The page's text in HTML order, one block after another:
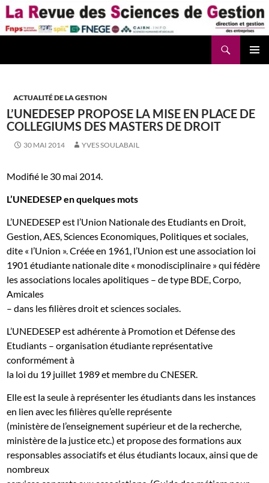
Aller
au
contenu
ACTUALITÉ DE LA GESTION
L’UNEDESEP PROPOSE LA MISE EN PLACE DE
COLLEGIUMS DES MASTERS DE DROIT
30 MAI 2014 YVES SOULABAIL
Modifié le 30 mai 2014.
L’UNEDESEP en quelques mots
L’UNEDESEP est l’Union Nationale des Etudiants en Droit,
Gestion, AES, Sciences Economiques, Politiques et sociales,
dite « l’Union ». Créée en 1961, l’Union est une association loi
1901 étudiante nationale dite « monodisciplinaire » qui fédère
les associations locales apolitiques – de type BDE, Corpo,
Amicales
– dans les filières droit et sciences sociales.
L’UNEDESEP est adhérente à Promotion et Défense des
Etudiants – organisation étudiante représentative
conformément à
la loi du 19 juillet 1989 et membre du CNESER.
Elle est la seule à représenter les étudiants dans les instances
en lien avec les filières qu’elle représente
(ministère de l’enseignement supérieur et de la recherche,
ministère de la justice etc.) et propose des formations aux
responsables associatifs et élus étudiants locaux, ainsi que de
nombreux